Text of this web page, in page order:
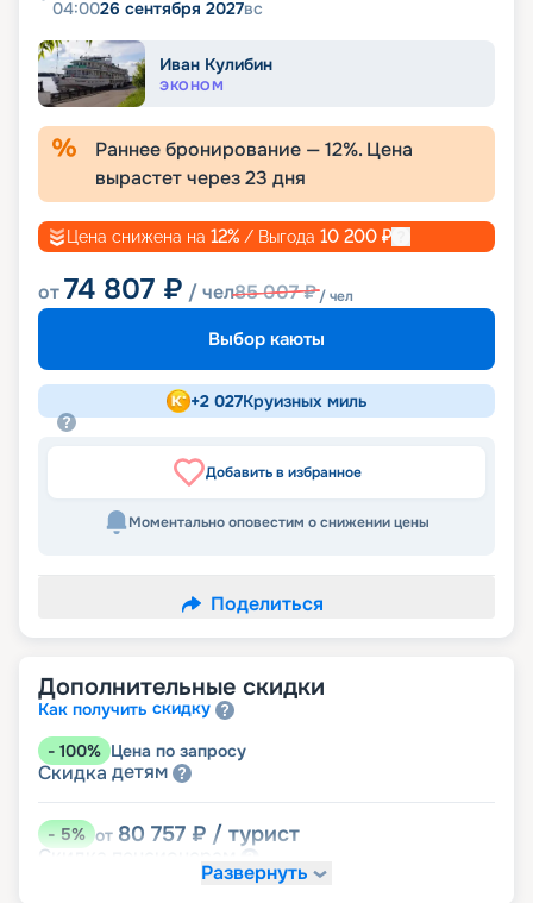
04:0026 сентября 2027вс
Иван Кулибин
ЭКОНОМ
Раннее бронирование —12%. Цена
вырастет через23 дня
Цена снижена на 12% / Выгода 10 200 ₽
от74 807 ₽ / чел85 007₽/ чел
Выбор каюты
+2 027Круизных миль
Добавить в избранное
Моментально оповестим о снижении цены
Поделиться
Дополнительные скидки
Как получить скидку
- 100% Цена по запросу
Скидка детям
-5% от 80 757 ₽ / турист
Скидка
Развернуть